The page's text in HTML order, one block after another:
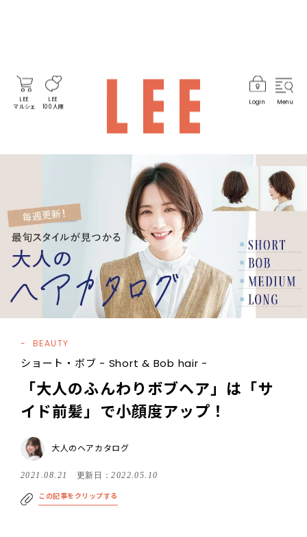
LEE
マルシェ
LEE
100人隊
Login Menu
BEAUTY
ショート・ボブ - Short & Bob hair -
「大人のふんわりボブヘア」は「サ
イド前髪」で小顔度アップ！
大人のヘアカタログ
2021.08.21 更新日：2022.05.10
この記事をクリップする